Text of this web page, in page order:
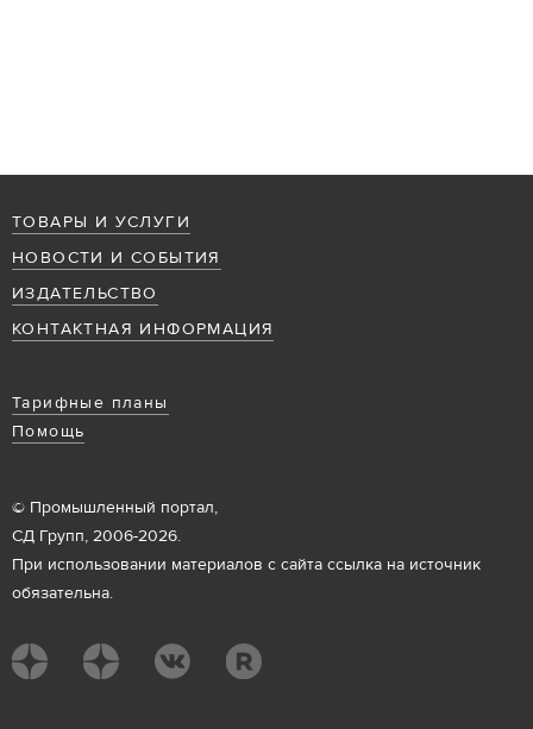
ТОВАРЫ И УСЛУГИ
НОВОСТИ И СОБЫТИЯ
ИЗДАТЕЛЬСТВО
КОНТАКТНАЯ ИНФОРМАЦИЯ
Тарифные планы
Помощь
© Промышленный портал,
СД Групп, 2006-2026.
При использовании материалов с сайта ссылка на источник
обязательна.